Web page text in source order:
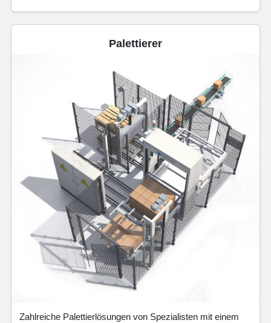
Palettierer
Zahlreiche Palettierlösungen von Spezialisten mit einem